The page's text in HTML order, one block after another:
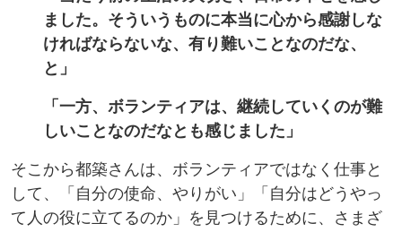
ました。そういうものに本当に心から感謝しな
ければならないな、有り難いことなのだな、
と」
「一方、ボランティアは、継続していくのが難
しいことなのだなとも感じました」
そこから都築さんは、ボランティアではなく仕事と
して、「自分の使命、やりがい」「自分はどうやっ
て人の役に立てるのか」を見つけるために、さまざ